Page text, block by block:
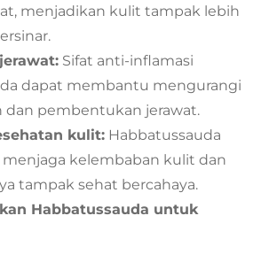
menjadikan kulit tampak lebih
Sifat anti-inflamasi
dapat membantu mengurangi
dan pembentukan jerawat.
kulit: Habbatussauda
kelembaban kulit dan
tampak sehat bercahaya.
Habbatussauda untuk